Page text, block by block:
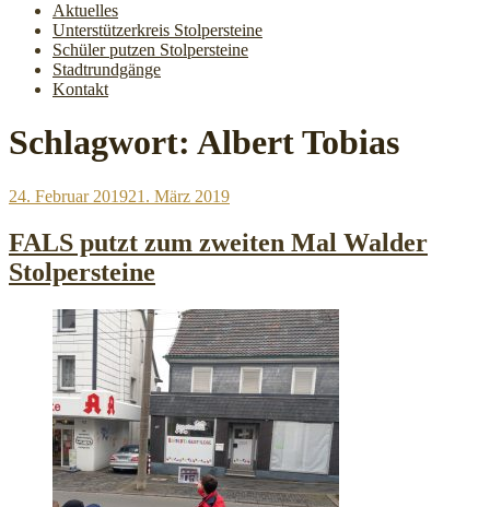
Aktuelles
Unterstützerkreis Stolpersteine
Schüler putzen Stolpersteine
Stadtrundgänge
Kontakt
Schlagwort: Albert Tobias
Veröffentlicht
24. Februar 201921. März 2019
FALS putzt zum zweiten Mal Walder
Stolpersteine